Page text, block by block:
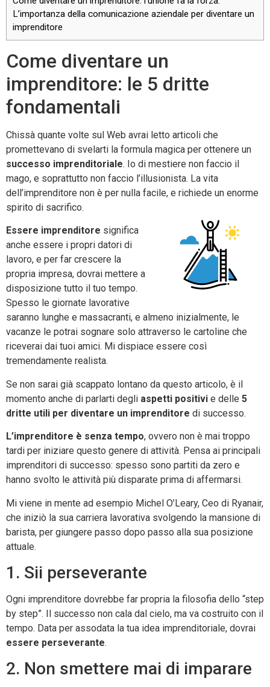
L’importanza della comunicazione aziendale per diventare un
imprenditore
Come diventare un
imprenditore: le 5 dritte
fondamentali
Chissà quante volte sul Web avrai letto articoli che
promettevano di svelarti la formula magica per ottenere un
successo imprenditoriale. Io di mestiere non faccio il
mago, e soprattutto non faccio l’illusionista. La vita
dell’imprenditore non è per nulla facile, e richiede un enorme
spirito di sacrifico.
Essere imprenditore significa
anche essere i propri datori di
lavoro, e per far crescere la
propria impresa, dovrai mettere a
disposizione tutto il tuo tempo.
Spesso le giornate lavorative
saranno lunghe e massacranti, e almeno inizialmente, le
vacanze le potrai sognare solo attraverso le cartoline che
riceverai dai tuoi amici. Mi dispiace essere così
tremendamente realista.
Se non sarai già scappato lontano da questo articolo, è il
momento anche di parlarti degli aspetti positivi e delle 5
dritte utili per diventare un imprenditore di successo.
L’imprenditore è senza tempo, ovvero non è mai troppo
tardi per iniziare questo genere di attività. Pensa ai principali
imprenditori di successo: spesso sono partiti da zero e
hanno svolto le attività più disparate prima di affermarsi.
Mi viene in mente ad esempio Michel O’Leary, Ceo di Ryanair,
che iniziò la sua carriera lavorativa svolgendo la mansione di
barista, per giungere passo dopo passo alla sua posizione
attuale.
1. Sii perseverante
Ogni imprenditore dovrebbe far propria la filosofia dello “step
by step”. Il successo non cala dal cielo, ma va costruito con il
tempo. Data per assodata la tua idea imprenditoriale, dovrai
essere perseverante.
2. Non smettere mai di imparare